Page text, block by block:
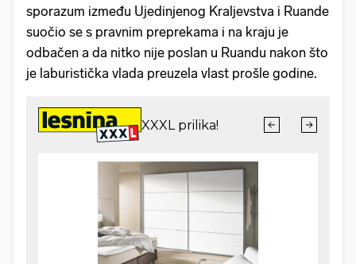
sporazum između Ujedinjenog Kraljevstva i Ruande
suočio se s pravnim preprekama i na kraju je
odbačen a da nitko nije poslan u Ruandu nakon što
je laburistička vlada preuzela vlast prošle godine.